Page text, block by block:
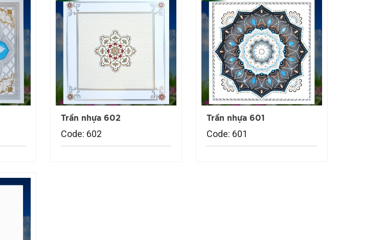
Trần nhựa 602
Code: 602
Trần nhựa 601
Code: 601